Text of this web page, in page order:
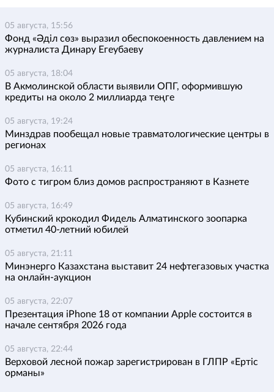
05 августа, 15:56
Фонд «Әділ сөз» выразил обеспокоенность давлением на
журналиста Динару Егеубаеву
05 августа, 18:04
В Акмолинской области выявили ОПГ, оформившую
кредиты на около 2 миллиарда теңге
05 августа, 19:24
Минздрав пообещал новые травматологические центры в
регионах
05 августа, 16:11
Фото с тигром близ домов распространяют в Казнете
05 августа, 16:49
Кубинский крокодил Фидель Алматинского зоопарка
отметил 40-летний юбилей
05 августа, 21:11
Минэнерго Казахстана выставит 24 нефтегазовых участка
на онлайн-аукцион
05 августа, 22:07
Презентация iPhone 18 от компании Apple состоится в
начале сентября 2026 года
05 августа, 22:44
Верховой лесной пожар зарегистрирован в ГЛПР «Ертіс
орманы»